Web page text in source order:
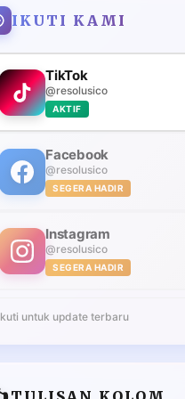
IKUTI KAMI
TikTok
@resolusico
AKTIF
Facebook
@resolusico
SEGERA HADIR
Instagram
@resolusico
SEGERA HADIR
untuk update terbaru